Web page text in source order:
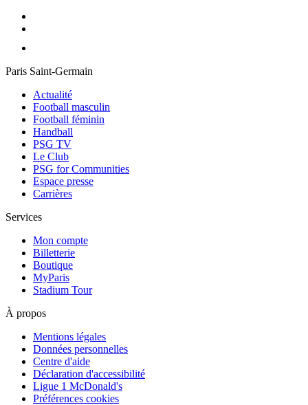
Paris Saint-Germain
Actualité
Football masculin
Football féminin
Handball
PSG TV
Le Club
PSG for Communities
Espace presse
Carrières
Services
Mon compte
Billetterie
Boutique
MyParis
Stadium Tour
À propos
Mentions légales
Données personnelles
Centre d'aide
Déclaration d'accessibilité
Ligue 1 McDonald's
Préférences cookies